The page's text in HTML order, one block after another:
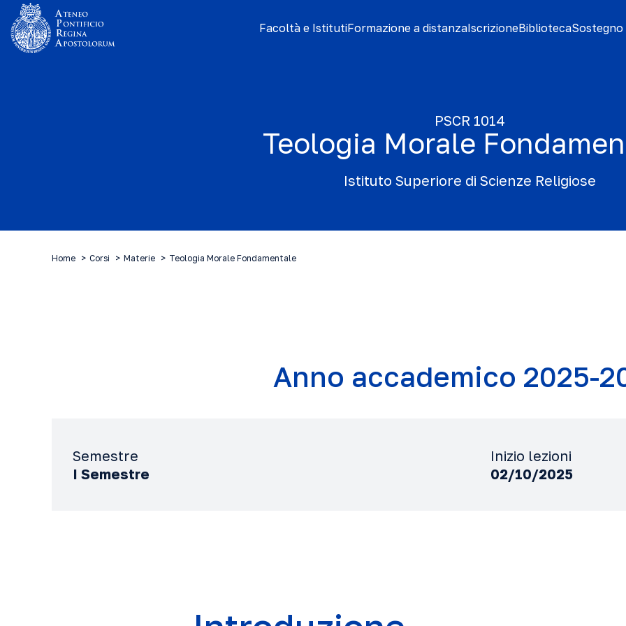
Facoltà e IstitutiFormazione a distanzaIscrizioneBiblioteca
PSCR 1014
Teologia Morale
Istituto Superiore di Scienze Religiose
Home Corsi Materie Teologia Morale Fondamentale
Anno accademico 2025-
Semestre
I Semestre
Inizio lezioni
02/10/2025